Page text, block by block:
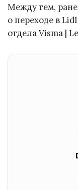
Между тем,
о переходе в
отдела Visma |